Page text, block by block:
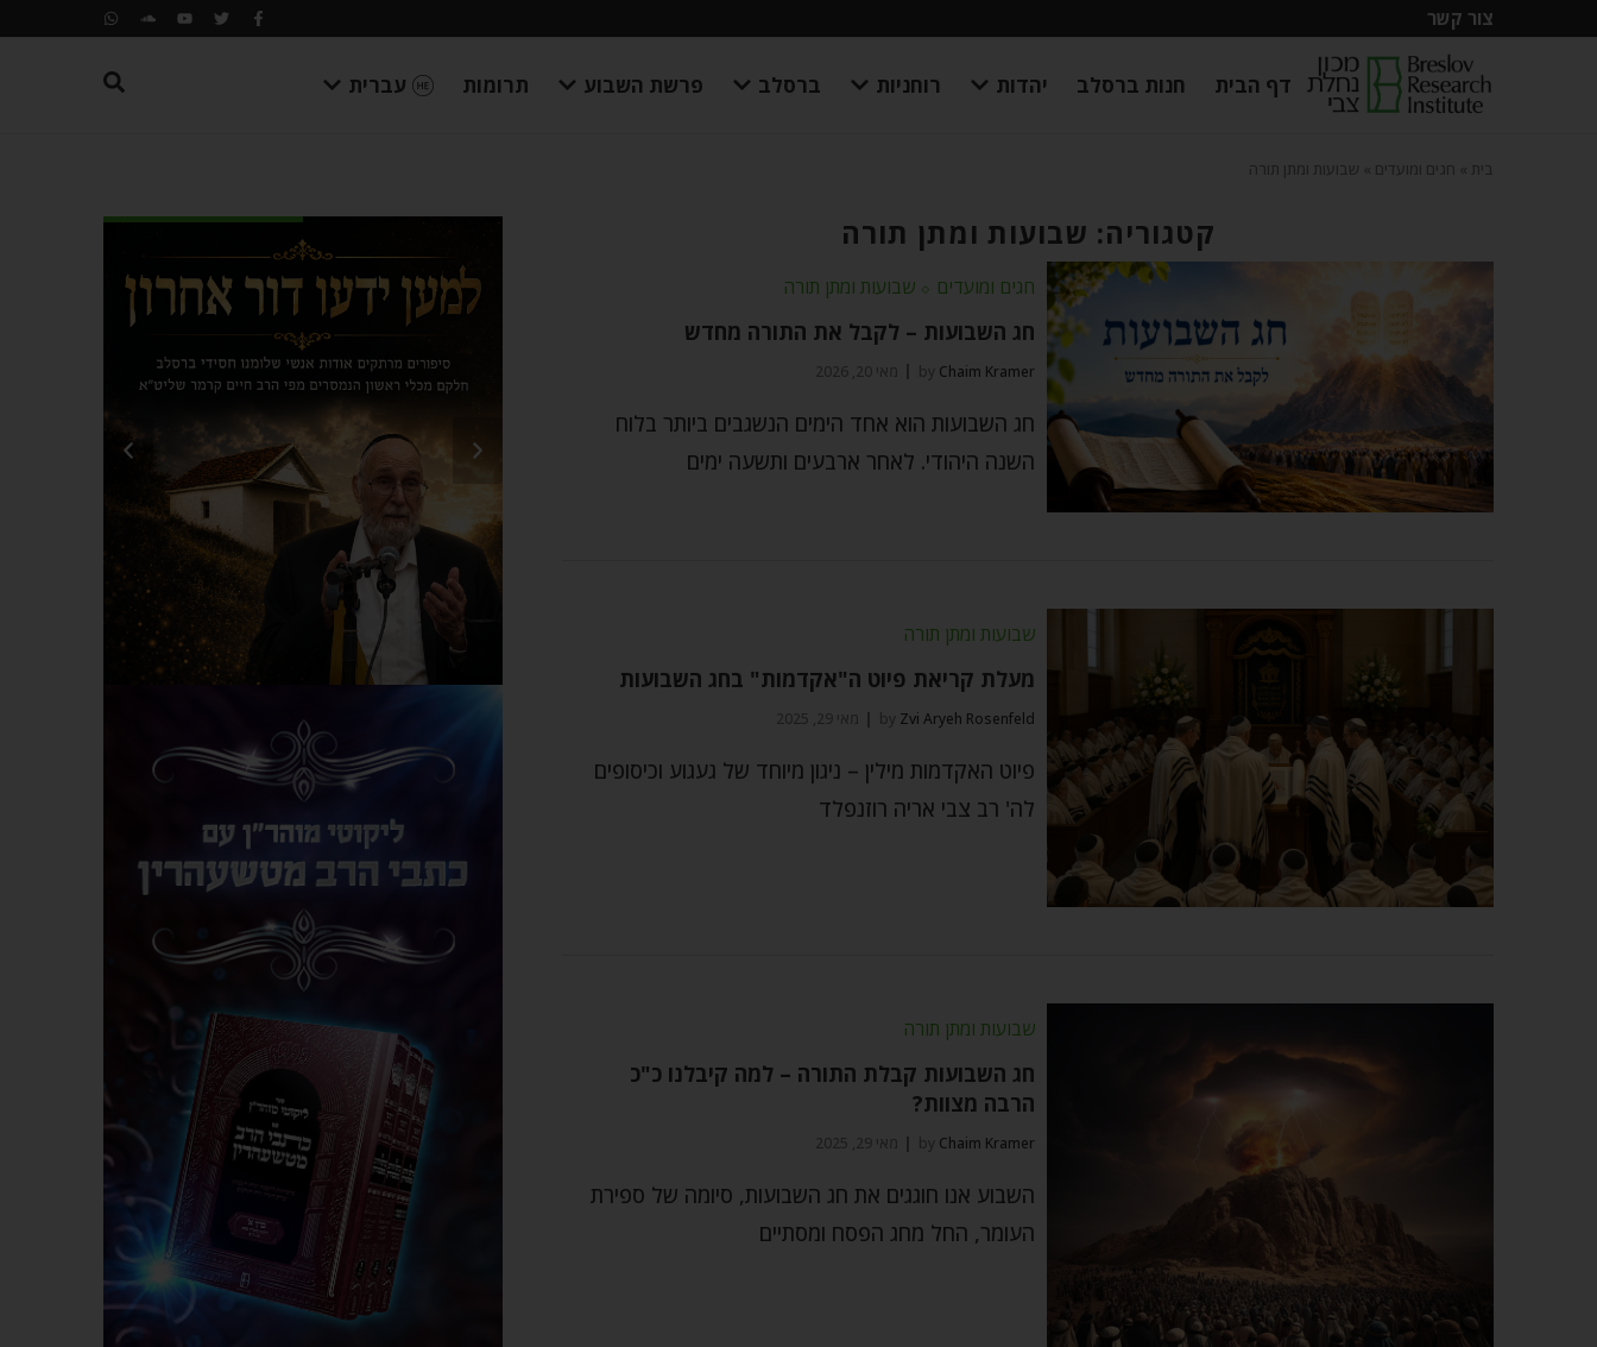
צור קשר
דף הבית חנות ברסלב יהדות רוחניות ברסלב פרשת השבוע תרומות עברית
בית חגים ומועדים שבועות ומתן תורה
קטגוריה: שבועות ומתן תורה
חגים ומועדים ⬦שבועות ומתן תורה
חג השבועות – לקבל את התורה מחדש
by Chaim Kramer מאי 20, 2026
חג השבועות הוא אחד הימים הנשגבים ביותר בלוח
השנה היהודי. לאחר ארבעים ותשעה ימים
שבועות ומתן תורה
מעלת קריאת פיוט ה"אקדמות" בחג השבועות
by Zvi Aryeh Rosenfeld מאי 29, 2025
פיוט האקדמות מילין – ניגון מיוחד של געגוע וכיסופים
לה' רב צבי אריה רוזנפלד
שבועות ומתן תורה
חג השבועות קבלת התורה – למה קיבלנו כ"כ
הרבה מצוות?
by Chaim Kramer מאי 29, 2025
השבוע אנו חוגגים את חג השבועות, סיומה של ספירת
העומר, החל מחג הפסח ומסתיים